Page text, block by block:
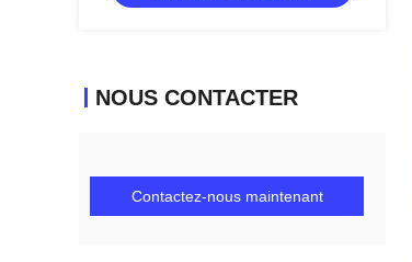
les applications LOX LIN LAR
NOUS CONTACTER
Contactez-nous maintenant